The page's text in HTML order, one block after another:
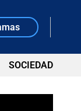
SOCIEDAD